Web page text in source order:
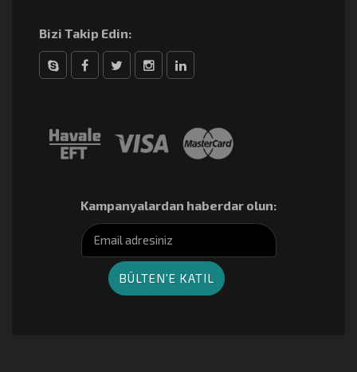
Bizi Takip Edin:
Kampanyalardan haberdar olun: